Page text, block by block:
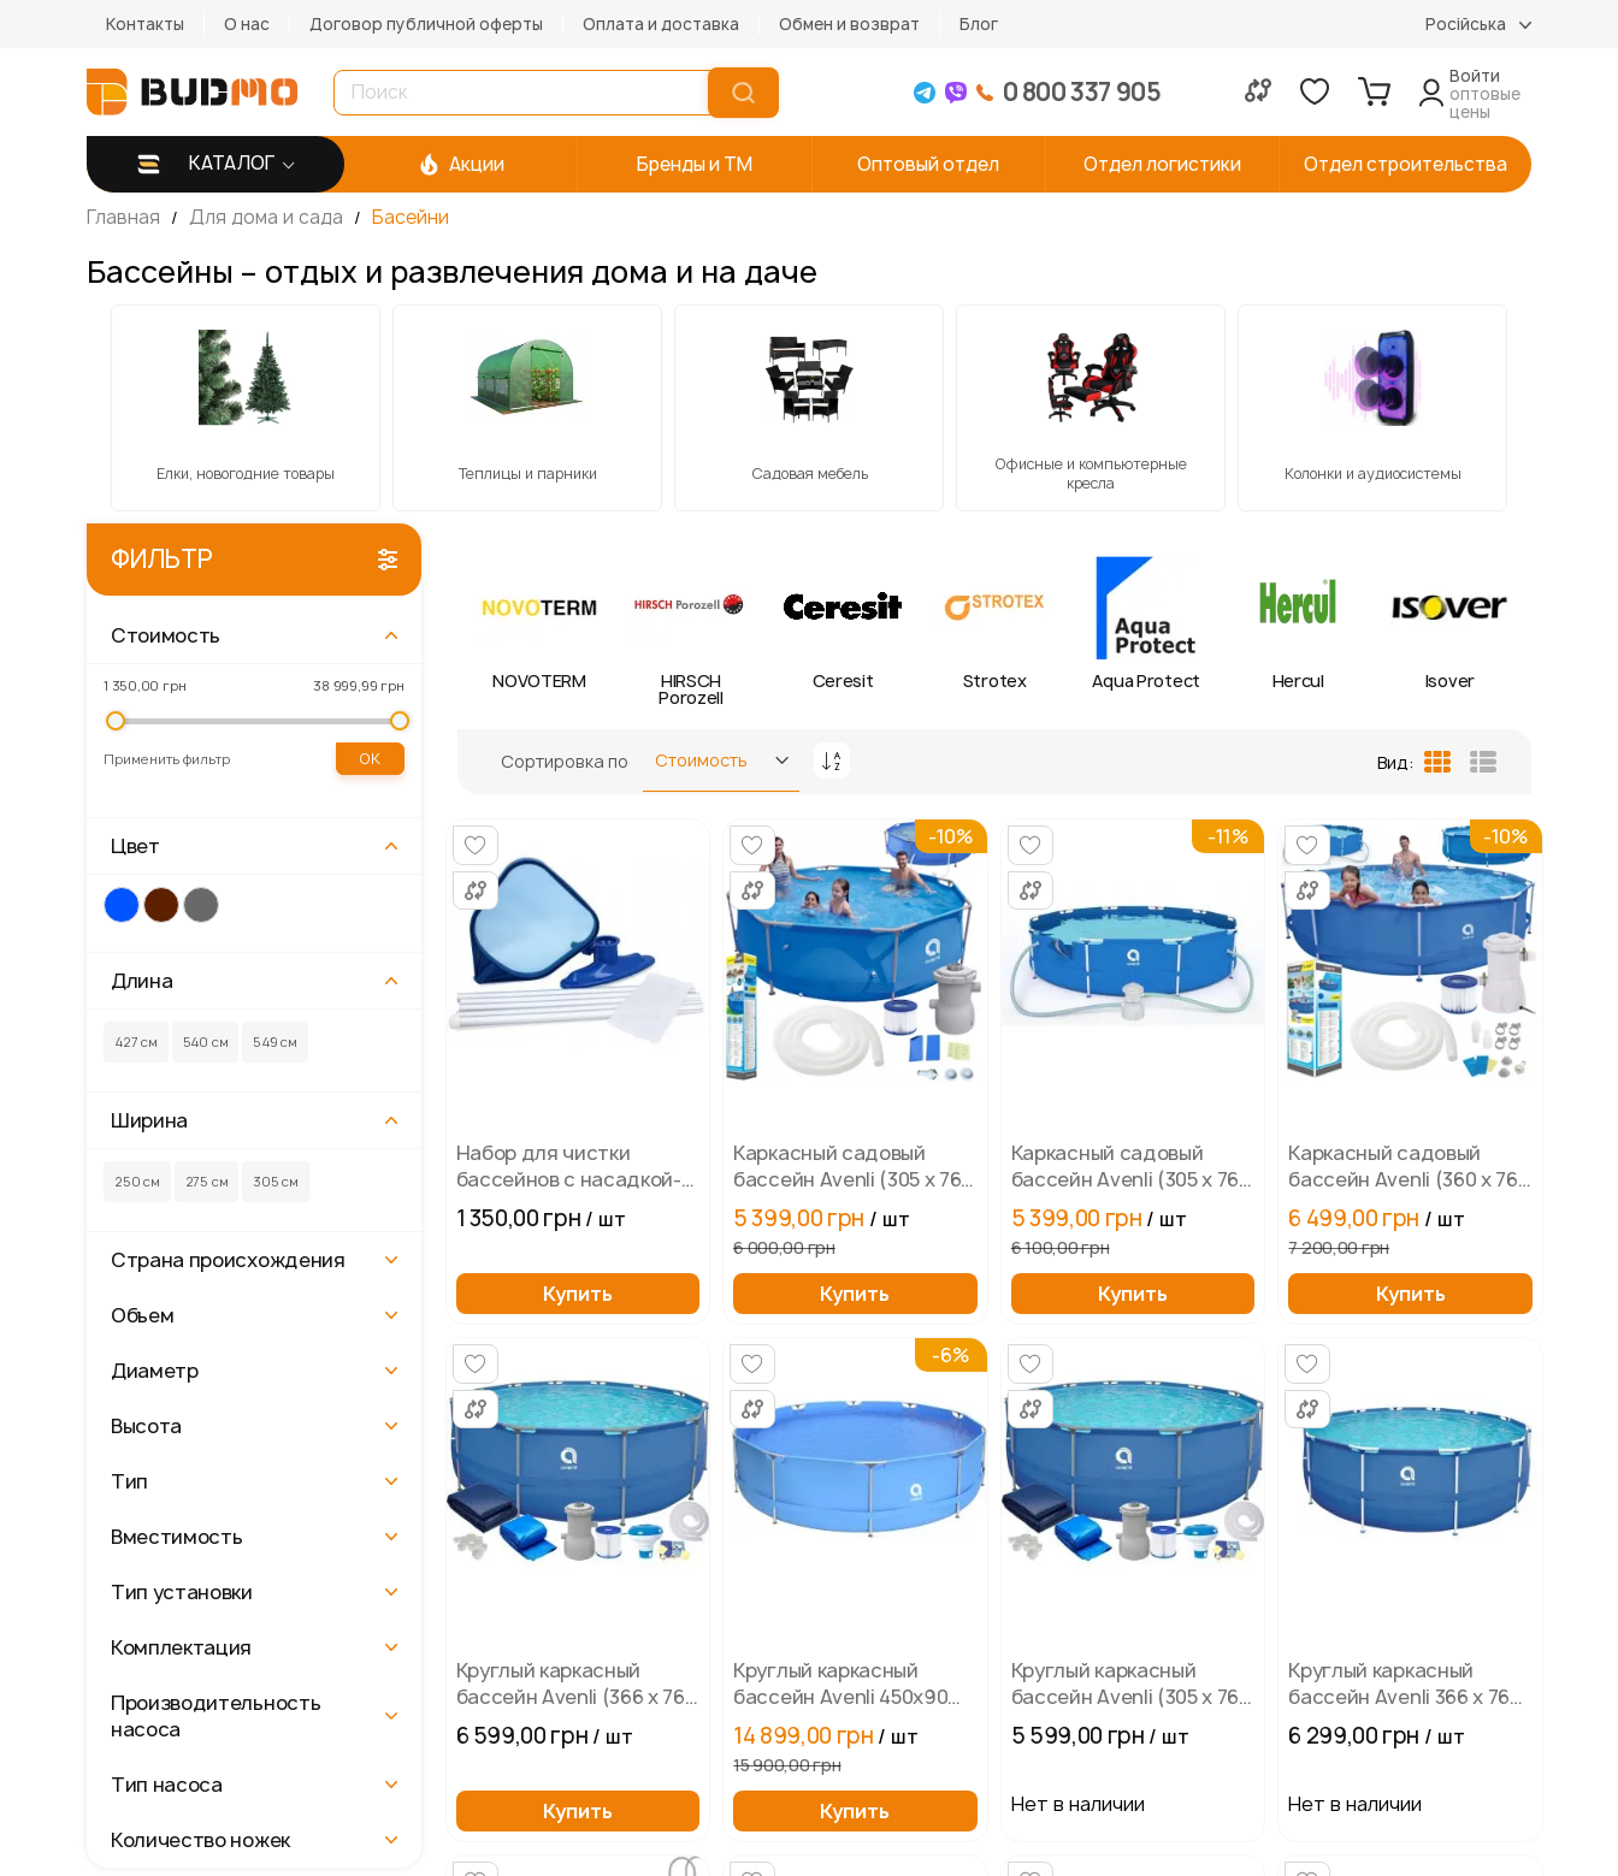
Контакты О нас Договор публичной оферты Оплата и доставка Обмен и возврат Блог Російська
КАТАЛОГ
0 800 337 905
Войти
оптовые
цены
Акции Бренды и TM Оптовый отдел Отдел логистики Отдел строительства
Главная Для дома и сада Басейни
Бассейны – отдых и развлечения дома и на даче
Елки, новогодние товары Теплицы и парники Садовая мебель
Офисные и компьютерные
кресла
Колонки и аудиосистемы
Gordon Kronospan NOVOTERM HIRSCH
Porozell
Ceresit Strotex Aqua Protect Hercul Isover
Сортировка по
Задать
убыванию
Вид:
Набор для чистки
бассейнов с насадкой-
пылесосом для дна, 249
см, Avenli
1 350,00 грн / шт
Купить
-10%
Каркасный садовый
бассейн Avenli (305 х 76
см) круглый, для
взрослых и детей.
5 399,00 грн / шт
6 000,00 грн
Купить
-11%
Каркасный садовый
бассейн Avenli (305 х 76
см) круглый, для
взрослых и детей.
5 399,00 грн / шт
6 100,00 грн
Купить
-10%
Каркасный садовый
бассейн Avenli (360 х 76
см) круглый, для
взрослых и детей.
6 499,00 грн / шт
7 200,00 грн
Купить
Круглый каркасный
бассейн Avenli (366 x 76
см) для взрослых и
детей, комплектация
6 599,00 грн / шт
Купить
-6%
Круглый каркасный
бассейн Avenli 450х90
см
14 899,00 грн / шт
15 900,00 грн
Купить
Круглый каркасный
бассейн Avenli (305 x 76
см) для взрослых и
детей, комплектация
5 599,00 грн / шт
Нет в наличии
Круглый каркасный
бассейн Avenli 366 х 76
см (16в1)
6 299,00 грн / шт
Нет в наличии
ФИЛЬТР
Стоимость
1 350,00 грн 38 999,99 грн
Применить фильтр OK
Цвет
Длина
427 см 540 см 549 см
Ширина
250 см 275 см 305 см
Страна происхождения
Объем
Диаметр
Высота
Тип
Вместимость
Тип установки
Комплектация
Производительность
насоса
Тип насоса
Количество ножек